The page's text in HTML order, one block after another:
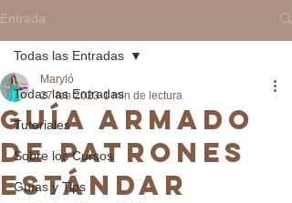
Entrada
Todas las Entradas
Tutoriales
Sobre los Cursos
Guías y Tips
Todas las Entradas
GUÍA ARMADO
DE PATRONES
ESTÁNDAR
Maryló
27 feb 2023 1 min de lectura